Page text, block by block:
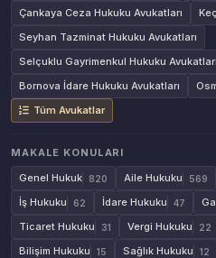
Çankaya Ceza Hukuku Avukatları
Seyhan Tazminat Hukuku Avukatları
Selçuklu Gayrimenkul Hukuku Avukatları
Bornova İdare Hukuku Avukatları
Tüm Avukatlar
MAKALE KONULARI
Genel Hukuk
820 Aile Hukuku 569
İş Hukuku 62 İdare Hukuku 47
Ticaret Hukuku 31 Vergi Hukuku 22
Bilişim Hukuku 15 Sağlık Hukuku 12